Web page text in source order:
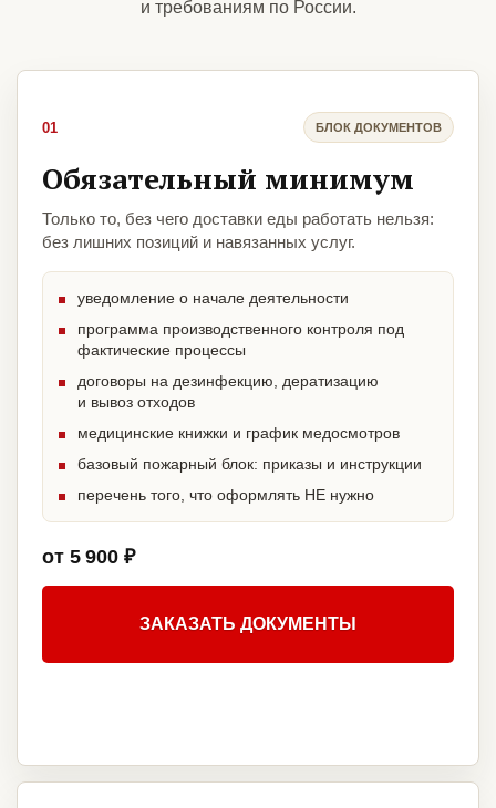
и требованиям по России.
01 БЛОК ДОКУМЕНТОВ
Обязательный минимум
Только то, без чего доставки еды работать нельзя:
без лишних позиций и навязанных услуг.
уведомление о начале деятельности
программа производственного контроля под
фактические процессы
договоры на дезинфекцию, дератизацию
и вывоз отходов
медицинские книжки и график медосмотров
базовый пожарный блок: приказы и инструкции
перечень того, что оформлять НЕ нужно
от 5 900 ₽
ЗАКАЗАТЬ ДОКУМЕНТЫ